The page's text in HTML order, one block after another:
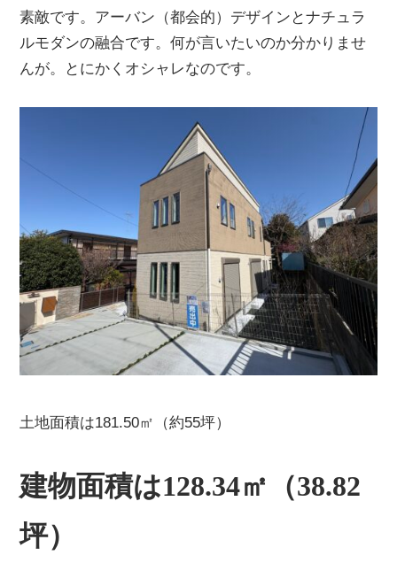
素敵です。アーバン（都会的）デザインとナチュラ
ルモダンの融合です。何が言いたいのか分かりませ
んが。とにかくオシャレなのです。
土地面積は181.50㎡（約55坪）
建物面積は128.34㎡（38.82
坪）